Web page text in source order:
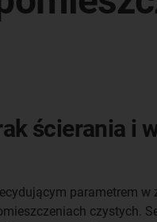
ścierania i
parametrem w
czystych.